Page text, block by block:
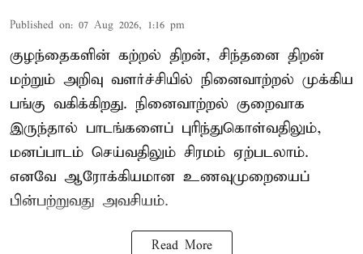
Published on: 07 Aug 2026, 1:16 pm
குழந்தைகளின் கற்றல் திறன், சிந்தனை திறன்
மற்றும் அறிவு வளர்ச்சியில் நினைவாற்றல் முக்கிய
பங்கு வகிக்கிறது. நினைவாற்றல் குறைவாக
இருந்தால் பாடங்களைப் புரிந்துகொள்வதிலும்,
மனப்பாடம் செய்வதிலும் சிரமம் ஏற்படலாம்.
எனவே ஆரோக்கியமான உணவுமுறையைப்
பின்பற்றுவது அவசியம்.
Read More